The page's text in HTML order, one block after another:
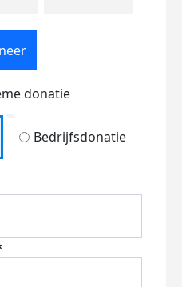
donatie
Bedrijfsdonatie